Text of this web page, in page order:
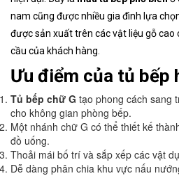
nam cũng được nhiều gia đình lựa
được sản xuất trên các vật liệu gỗ
cầu của khách hàng.
Ưu điểm của tủ bếp
Tủ bếp chữ G tạo phong cách sang
cho không gian phòng bếp.
Một nhánh chữ G có thể thiết kế
đồ uống.
Thoải mái bố trí và sắp xếp các vật
Dễ dàng phân chia khu vực nấu